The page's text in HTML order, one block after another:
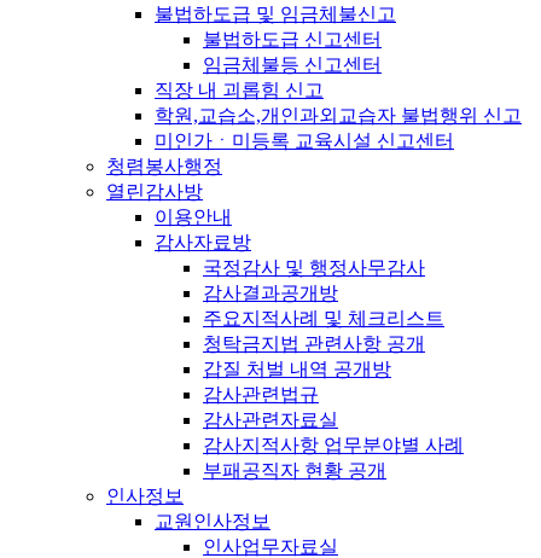
불법하도급 및 임금체불신고
불법하도급 신고센터
임금체불등 신고센터
직장 내 괴롭힘 신고
학원,교습소,개인과외교습자 불법행위 신고
미인가ㆍ미등록 교육시설 신고센터
청렴봉사행정
열린감사방
이용안내
감사자료방
국정감사 및 행정사무감사
감사결과공개방
주요지적사례 및 체크리스트
청탁금지법 관련사항 공개
갑질 처벌 내역 공개방
감사관련법규
감사관련자료실
감사지적사항 업무분야별 사례
부패공직자 현황 공개
인사정보
교원인사정보
인사업무자료실